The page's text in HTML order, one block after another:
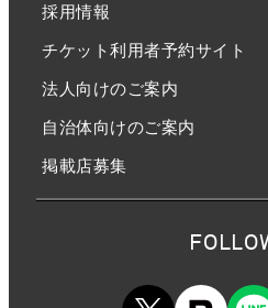
採用情報
チケット利用者予約サイト
法人向けのご案内
自治体向けのご案内
掲載店募集